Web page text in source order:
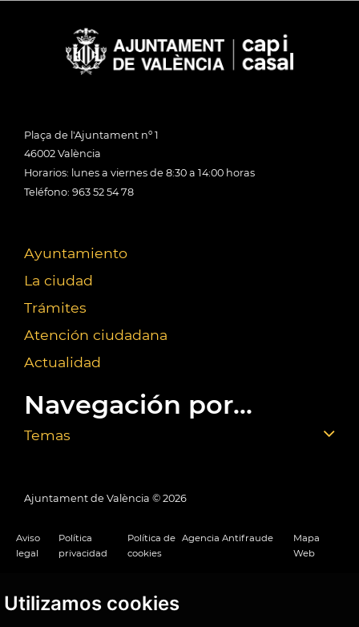
Utilizamos cookies
Plaça de l'Ajuntament nº 1
46002 València
Horarios: lunes a viernes de 8:30 a 14:00 horas
Teléfono: 963 52 54 78
Ayuntamiento
La ciudad
Trámites
Atención ciudadana
Actualidad
Navegación por...
Temas
Ajuntament de València © 2026
Aviso
legal
Política
privacidad
Política de
cookies
Agencia Antifraude
Mapa
Web